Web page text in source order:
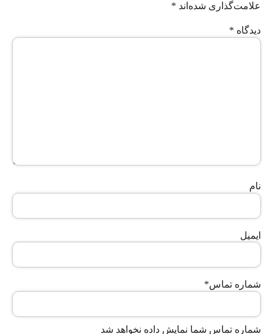
علامت‌گذاری شده‌اند *
دیدگاه*
ایمیل
شماره تماس*
شماره تماس شما نمایش داده نخواهد شد